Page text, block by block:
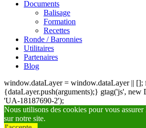
Documents
Balisage
Formation
Recettes
Ronde / Baronnies
Utilitaires
Partenaires
Blog
window.dataLayer = window.dataLayer || [];
{dataLayer.push(arguments);} gtag('js', new
'UA-18187690-2');
Nous utilisons des cookies pour vous
sur notre site.